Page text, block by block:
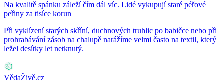
Na kvalitě spánku záleží čím dál víc. Lidé vykupují staré péřové
peřiny za tisíce korun
Při vyklízení starých skříní, duchnových truhlic po babičce nebo při
prohrabávání zásob na chalupě narážíme velmi často na textil, který
ležel desítky let netknutý.
VědaŽivě.cz